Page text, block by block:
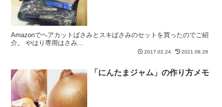
Amazonでヘアカットばさみとスキばさみのセットを買ったのでご紹
介。 やはり専用はさみ...
2017.02.24 2021.08.28
「にんたまジャム」の作り方メモ